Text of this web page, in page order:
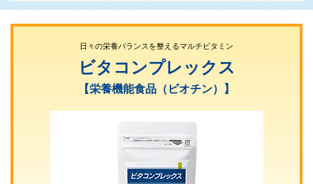
日々の栄養バランスを整えるマルチビタミン
ビタコンプレックス
【栄養機能食品（ビオチン）】